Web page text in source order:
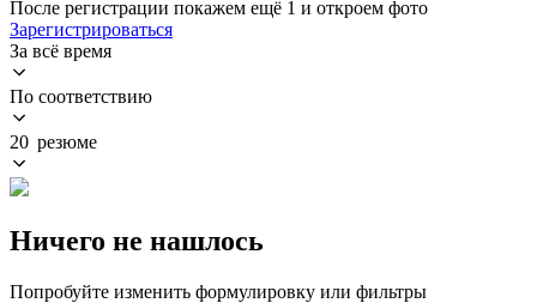
После регистрации покажем ещё 1 и откроем фото
Зарегистрироваться
За всё время
По соответствию
20 резюме
Ничего не нашлось
Попробуйте изменить формулировку или фильтры